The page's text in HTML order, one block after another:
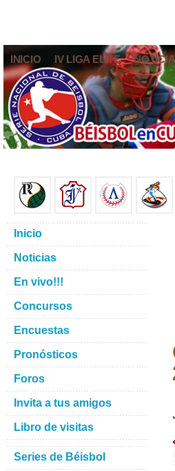
INICIO IV LIGA ELITE
Inicio
Noticias
En vivo!!!
Concursos
Encuestas
Pronósticos
Foros
Invita a tus amigos
Libro de visitas
Series de Béisbol